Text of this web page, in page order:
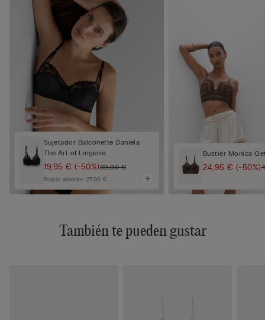
Sujetador Balconette Daniela
The Art of Lingerie
19,95 €(-50%)39,90 €
Precio anterior: 27,90 €
Bustier Monica
24,95 €(-50%)
También te pueden gustar